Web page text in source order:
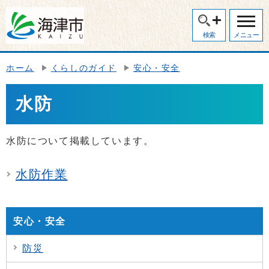
検索 メニュー
ホーム くらしのガイド 安心・安全
水防
水防について掲載しています。
水防作業
安心・安全
防災